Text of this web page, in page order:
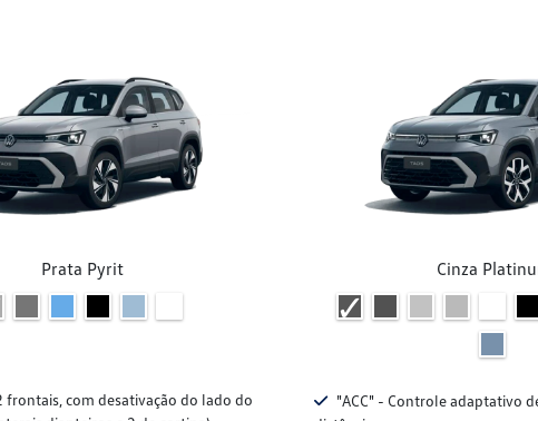
Prata Pyrit
frontais, com desativação do lado do
Cinza
"ACC" - Controle adaptativo